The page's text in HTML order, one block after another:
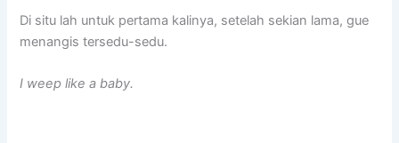
Di situ lah untuk pertama kalinya, setelah sekian lama, gue
menangis tersedu-sedu.
I weep like a baby.